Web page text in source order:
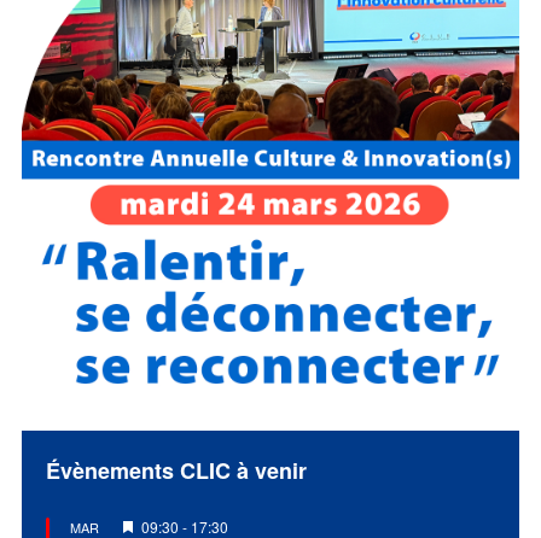
Évènements CLIC à venir
MAR
Mis
09:30 - 17:30